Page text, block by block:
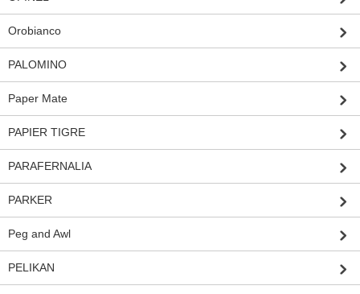
Orobianco
PALOMINO
Paper Mate
PAPIER TIGRE
PARAFERNALIA
PARKER
Peg and Awl
PELIKAN